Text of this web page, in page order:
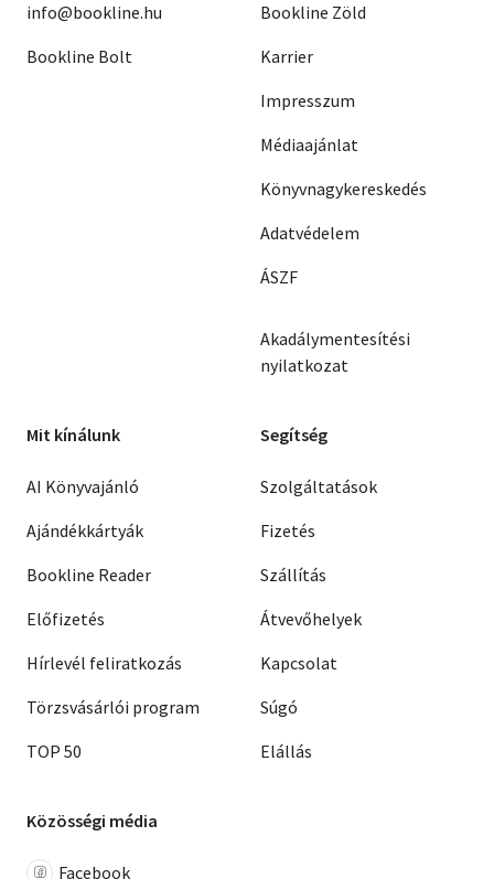
info@bookline.hu
Bookline Bolt
Bookline Zöld
Karrier
Impresszum
Médiaajánlat
Könyvnagykereskedés
Adatvédelem
ÁSZF
Akadálymentesítési
nyilatkozat
Mit kínálunk
AI Könyvajánló
Ajándékkártyák
Bookline Reader
Előfizetés
Hírlevél feliratkozás
Törzsvásárlói program
TOP 50
Segítség
Szolgáltatások
Fizetés
Szállítás
Átvevőhelyek
Kapcsolat
Súgó
Elállás
Közösségi média
Facebook